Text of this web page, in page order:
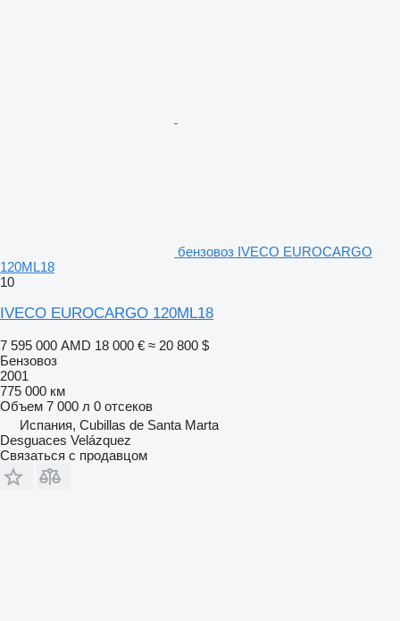
бензовоз IVECO EUROCARGO
120ML18
10
IVECO EUROCARGO 120ML18
7 595 000 AMD 18 000 € ≈ 20 800 $
Бензовоз
2001
775 000 км
Объем 7 000 л 0 отсеков
Испания, Cubillas de Santa Marta
Desguaces Velázquez
Связаться с продавцом